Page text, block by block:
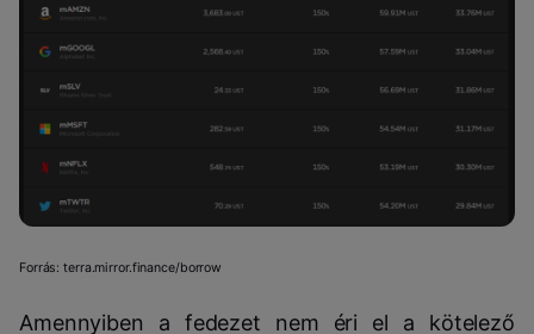
Forrás: terra.mirror.finance/borrow
Amennyiben a fedezet nem éri el a kötelező